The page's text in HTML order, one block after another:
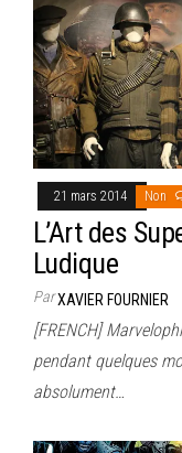
21 mars 2014 Non
L’Art des
Ludique
ParXAVIER FOURNIER
[FRENCH]
pendant quelques
absolument…